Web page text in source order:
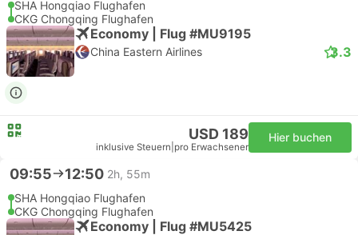
SHA Hongqiao Flughafen
CKG Chongqing Flughafen
Economy | Flug #MU9195
China Eastern Airlines 3.3
USD 189
inklusive Steuern pro Erwachsener
Hier buchen
09:55 12:50 2h, 55m
SHA Hongqiao Flughafen
CKG Chongqing Flughafen
Economy | Flug #MU5425